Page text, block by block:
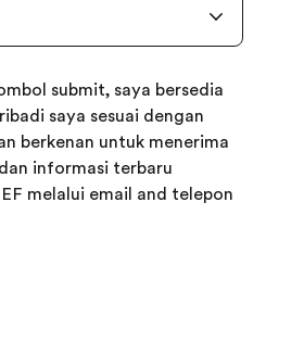
submit, saya bersedia
saya sesuai dengan
berkenan untuk menerima
informasi terbaru
melalui email and telepon